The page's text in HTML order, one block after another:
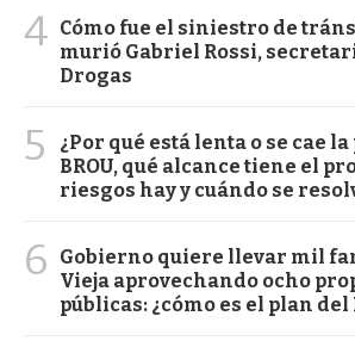
4 Cómo fue el siniestro de
murió Gabriel Rossi,
Drogas
5
¿Por qué está lenta o se cae
BROU, qué alcance tiene el
riesgos hay y cuándo se
6
Gobierno quiere llevar mil
Vieja aprovechando ocho
públicas: ¿cómo es el plan del